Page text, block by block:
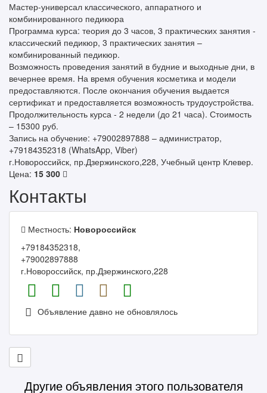
Мастер-универсал классического, аппаратного и
комбинированного педикюра
Программа курса: теория до 3 часов, 3 практических занятия -
классический педикюр, 3 практических занятия –
комбинированный педикюр.
Возможность проведения занятий в будние и выходные дни, в
вечернее время. На время обучения косметика и модели
предоставляются. После окончания обучения выдается
сертификат и предоставляется возможность трудоустройства.
Продолжительность курса - 2 недели (до 21 часа). Стоимость
– 15300 руб.
Запись на обучение: +79002897888 – администратор,
+79184352318 (WhatsApp, Viber)
г.Новороссийск, пр.Дзержинского,228, Учебный центр Клевер.
Цена: 15 300
Контакты
Местность: Новороссийск
+79184352318,
+79002897888
г.Новороссийск, пр.Дзержинского,228
Объявление давно не обновлялось
Другие объявления этого пользователя